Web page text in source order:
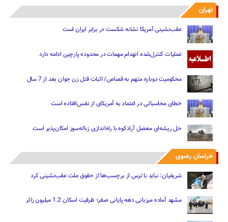
تهران
عقب‌نشینی آمریکا نشانه شکست در برابر ایران است
عملیات کنترل‌شده انهدام مهمات در محدوده پارچین ادامه دارد
محکومیت دوباره متهم به قصاص/ اثبات قتل زن جوان بعد از 7 سال
خطای محاسباتی در اعتماد به آمریکای از نفس‌افتاده است
حل ریشه‌ای معضل آرادکوه با راه‌اندازی زباله‌سوز امکان‌پذیر است
خراسان رضوی
شریفیان: نباید با ترس از برچسب‌ها از حقوق ملت عقب‌نشینی کرد
مشهد آماده میزبانی دهه پایانی صفر؛ ظرفیت اسکان 1.2 میلیون زائر